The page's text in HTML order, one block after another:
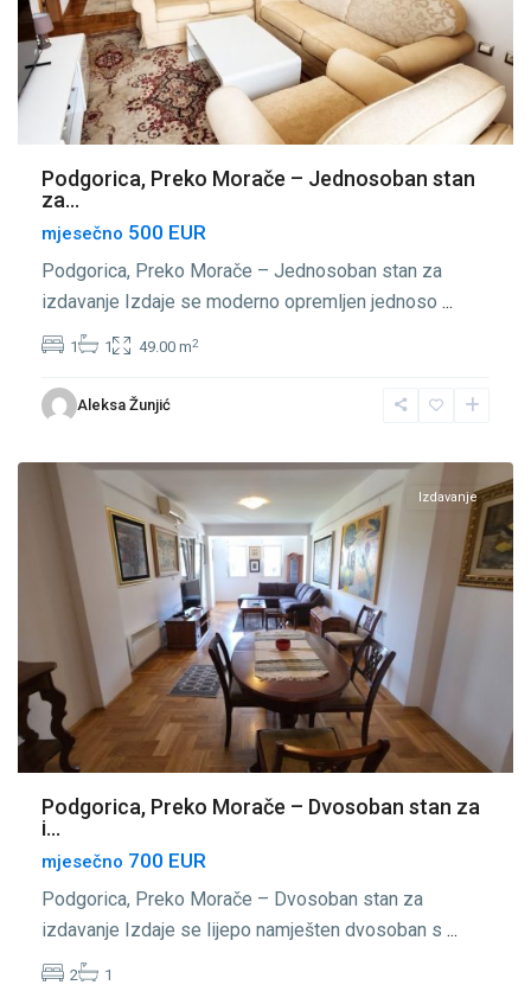
Podgorica, Preko Morače – Jednosoban stan
za...
mjesečno 500 EUR
Podgorica, Preko Morače – Jednosoban stan za
izdavanje Izdaje se moderno opremljen jednoso ...
1 1 49.00 m2
Aleksa Žunjić
Podgorica,
Preko
Morače,
Izdavanje
Podgorica, Preko Morače – Dvosoban stan za
i...
mjesečno 700 EUR
Podgorica, Preko Morače – Dvosoban stan za
izdavanje Izdaje se lijepo namješten dvosoban s ...
2 1